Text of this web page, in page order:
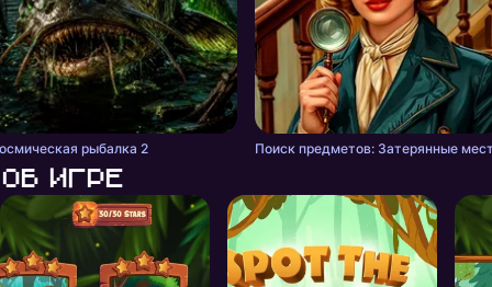
рыбалка 2 Поиск предметов: Затерянные
Об игре